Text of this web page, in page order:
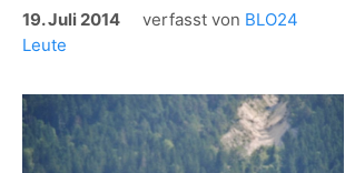
19. Juli 2014 verfasst von BLO24
Leute